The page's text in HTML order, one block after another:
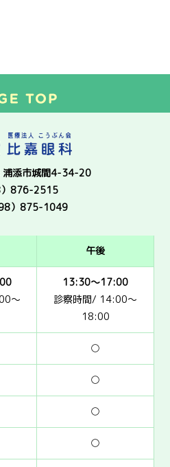
添市城間4-34-20
）876-2515
）875-1049
午後
～
13:30～17:00
診察時間/ 14:00～
18:00
○
○
○
○